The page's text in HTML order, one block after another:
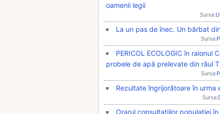
oamenii legii
Sursa:
La un pas de înec. Un bărbat
Sursa:
PERICOL ECOLOGIC în
probele de apă prelevate din râul
Sursa:
Rezultate îngrijorătoare în
Sursa:
Orarul consultațiilor populației